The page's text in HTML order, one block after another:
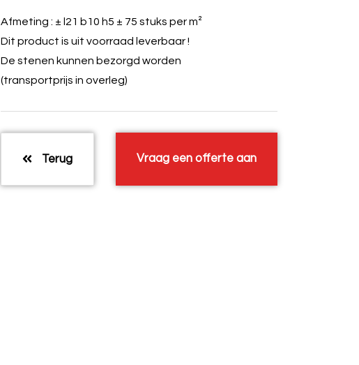
Afmeting : ± l21 b10 h5 ± 75 stuks per m²
Dit product is uit voorraad leverbaar !
De stenen kunnen bezorgd worden
(transportprijs in overleg)
Terug Vraag een offerte aan